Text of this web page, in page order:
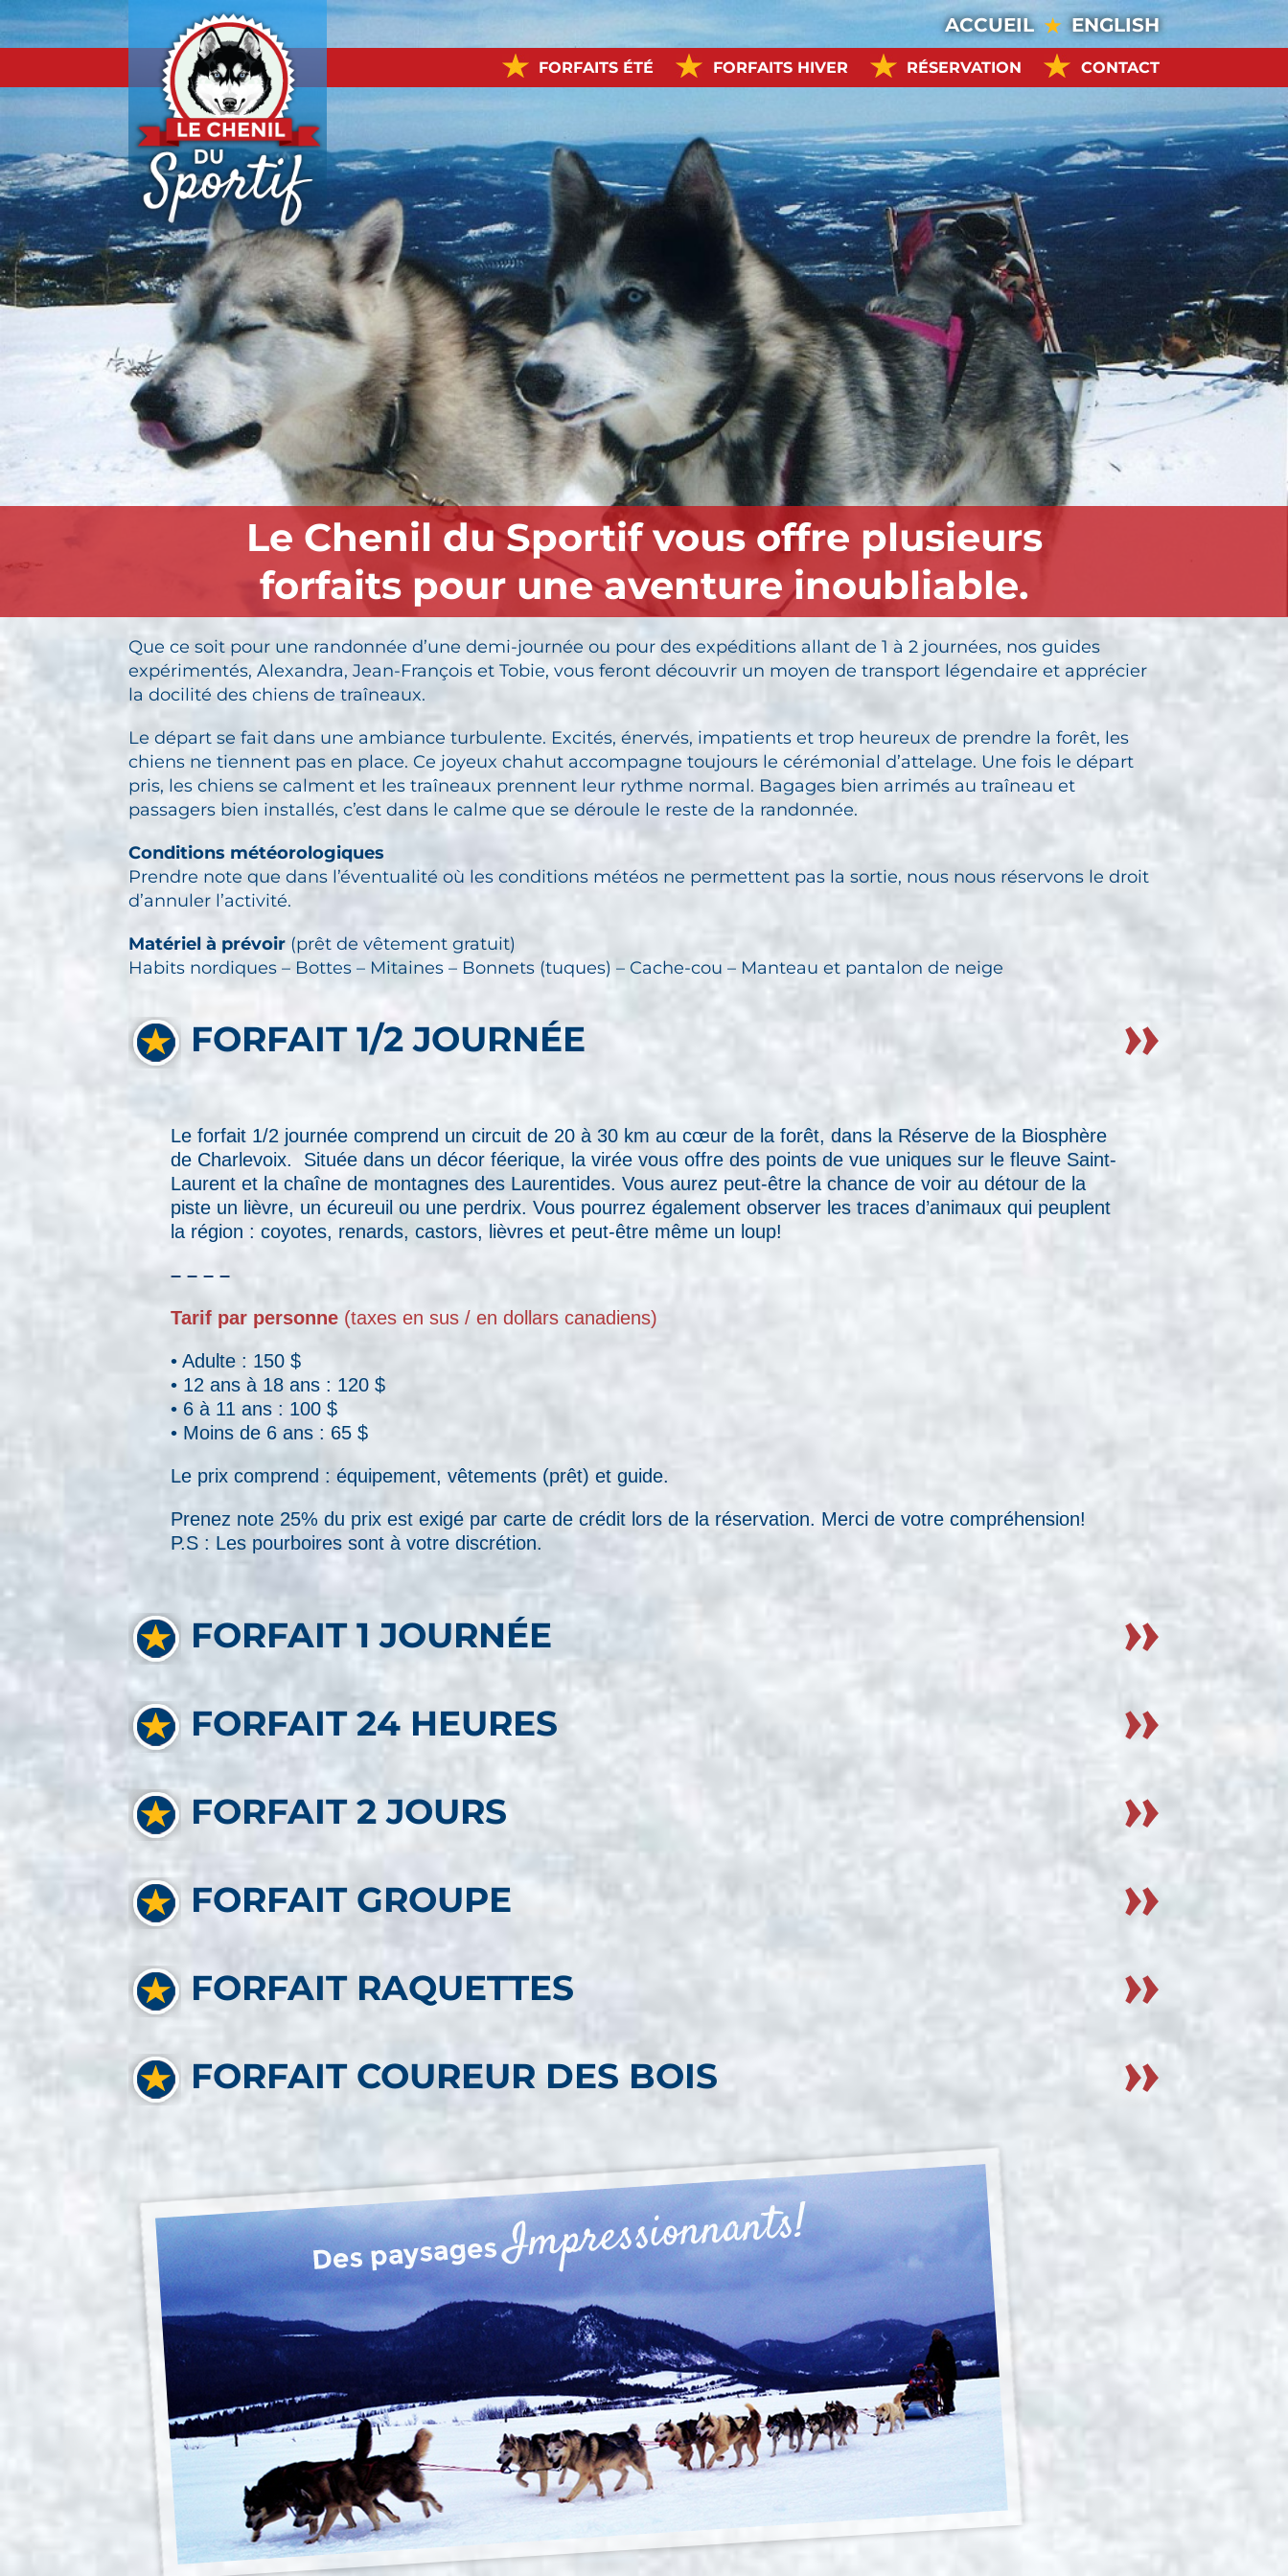
Aller au contenu CONTACT
RÉSERVATION
FORFAITS HIVER
FORFAITS ÉTÉ
Aller au contenu
ENGLISH
ACCUEIL
Le Chenil du Sportif vous offre plusieurs
forfaits pour une aventure inoubliable.
Que ce soit pour une randonnée d’une demi-journée ou pour des expéditions allant de 1 à 2 journées, nos guides
expérimentés, Alexandra, Jean-François et Tobie, vous feront découvrir un moyen de transport légendaire et apprécier
la docilité des chiens de traîneaux.
Le départ se fait dans une ambiance turbulente. Excités, énervés, impatients et trop heureux de prendre la forêt, les
chiens ne tiennent pas en place. Ce joyeux chahut accompagne toujours le cérémonial d’attelage. Une fois le départ
pris, les chiens se calment et les traîneaux prennent leur rythme normal. Bagages bien arrimés au traîneau et
passagers bien installés, c’est dans le calme que se déroule le reste de la randonnée.
Conditions météorologiques
Prendre note que dans l’éventualité où les conditions météos ne permettent pas la sortie, nous nous réservons le droit
d’annuler l’activité.
Matériel à prévoir (prêt de vêtement gratuit)
Habits nordiques – Bottes – Mitaines – Bonnets (tuques) – Cache-cou – Manteau et pantalon de neige
FORFAIT 1/2 JOURNÉE
Le forfait 1/2 journée comprend un circuit de 20 à 30 km au cœur de la forêt, dans la Réserve de la Biosphère
de Charlevoix. Située dans un décor féerique, la virée vous offre des points de vue uniques sur le fleuve Saint-
Laurent et la chaîne de montagnes des Laurentides. Vous aurez peut-être la chance de voir au détour de la
piste un lièvre, un écureuil ou une perdrix. Vous pourrez également observer les traces d’animaux qui peuplent
la région : coyotes, renards, castors, lièvres et peut-être même un loup!
– – – –
Tarif par personne(taxes en sus / en dollars canadiens)
• Adulte : 150 $
• 12 ans à 18 ans : 120 $
• 6 à 11 ans : 100 $
• Moins de 6 ans : 65 $
Le prix comprend : équipement, vêtements (prêt) et guide.
Prenez note 25% du prix est exigé par carte de crédit lors de la réservation. Merci de votre compréhension!
P.S : Les pourboires sont à votre discrétion.
FORFAIT 1 JOURNÉE
FORFAIT 24 HEURES
FORFAIT 2 JOURS
FORFAIT GROUPE
FORFAIT RAQUETTES
FORFAIT COUREUR DES BOIS